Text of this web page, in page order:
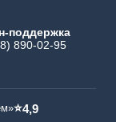
поддержка
890-02-95
⭐4,9